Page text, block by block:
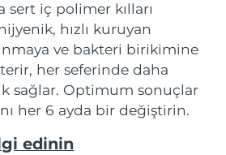
sert iç polimer kılları
hızlı kuruyan
ve bakteri birikimine
her seferinde daha
sağlar. Optimum sonuçlar
her 6 ayda bir değiştirin.
edinin